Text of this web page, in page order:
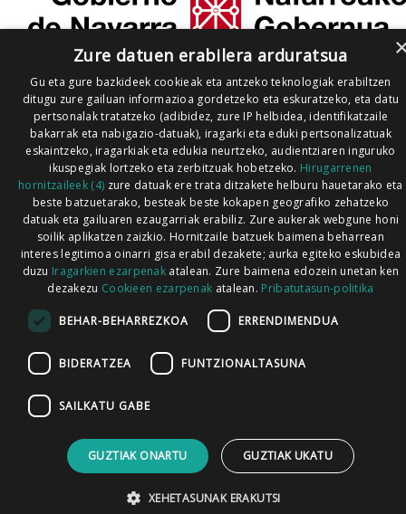
Zure datuen erabilera arduratsua
Gu eta gure bazkideek cookieak eta antzeko teknologiak erabiltzen
ditugu zure gailuan informazioa gordetzeko eta eskuratzeko, eta datu
pertsonalak tratatzeko (adibidez, zure IP helbidea, identifikatzaile
bakarrak eta nabigazio-datuak), iragarki eta eduki pertsonalizatuak
eskaintzeko, iragarkiak eta edukia neurtzeko, audientziaren inguruko
ikuspegiak lortzeko eta zerbitzuak hobetzeko. Hirugarrenen
hornitzaileek (4) zure datuak ere trata ditzakete helburu hauetarako eta
beste batzuetarako, besteak beste kokapen geografiko zehatzeko
datuak eta gailuaren ezaugarriak erabiliz. Zure aukerak webgune honi
soilik aplikatzen zaizkio. Hornitzaile batzuek baimena beharrean
interes legitimoa oinarri gisa erabil dezakete; aurka egiteko eskubidea
duzu Iragarkien ezarpenak atalean. Zure baimena edozein unetan ken
dezakezu Cookieen ezarpenak atalean. Pribatutasun-politika
BEHAR-BEHARREZKOA ERRENDIMENDUA
BIDERATZEA FUNTZIONALTASUNA
SAILKATU GABE
GUZTIAK ONARTU GUZTIAK UKATU
XEHETASUNAK ERAKUTSI